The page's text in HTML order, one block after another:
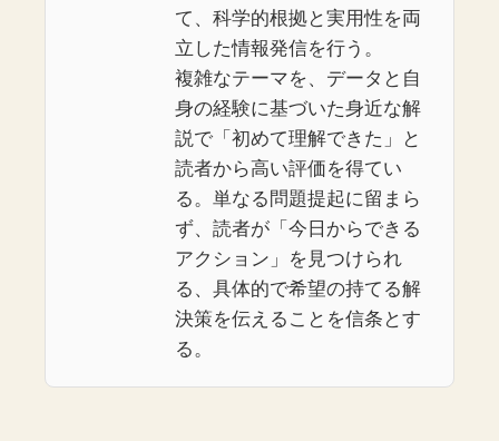
て、科学的根拠と実用性を両
立した情報発信を行う。
複雑なテーマを、データと自
身の経験に基づいた身近な解
説で「初めて理解できた」と
読者から高い評価を得てい
る。単なる問題提起に留まら
ず、読者が「今日からできる
アクション」を見つけられ
る、具体的で希望の持てる解
決策を伝えることを信条とす
る。